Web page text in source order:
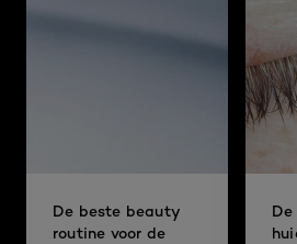
De beste beauty
routine voor de